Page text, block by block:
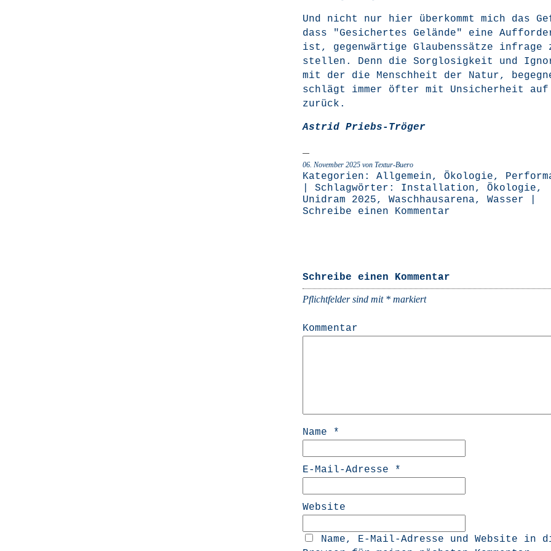
Und nicht nur hier über­kommt mich das
dass "Gesi­cher­tes Gelän­de" eine
ist, gegen­wär­ti­ge Glau­bens­sät­ze infra­ge
stel­len. Denn die Sorg­lo­sig­keit und
mit der die Mensch­heit der Natur,
schlägt immer öfter mit Unsi­cher­heit auf
zurück.
Astrid Priebs-Trö­ger
06. November 2025 von Textur-Buero
Kategorien: Allgemein, Ökologie,
| Schlagwörter: Installation, Ökologie,
Unidram 2025, Waschhausarena, Wasser
Schreibe einen Kommentar
Schreibe einen Kommentar
Pflichtfelder sind mit * markiert
Kommentar
Name *
E-Mail-Adresse *
Website
Name, E-Mail-Adresse und Website in